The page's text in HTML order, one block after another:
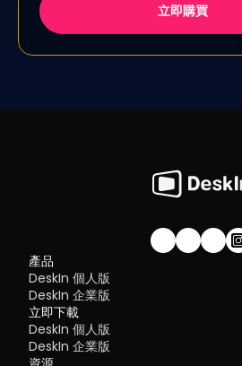
立即購買
加入我們的社群！
產品
DeskIn 個人版
DeskIn 企業版
立即下載
DeskIn 個人版
DeskIn 企業版